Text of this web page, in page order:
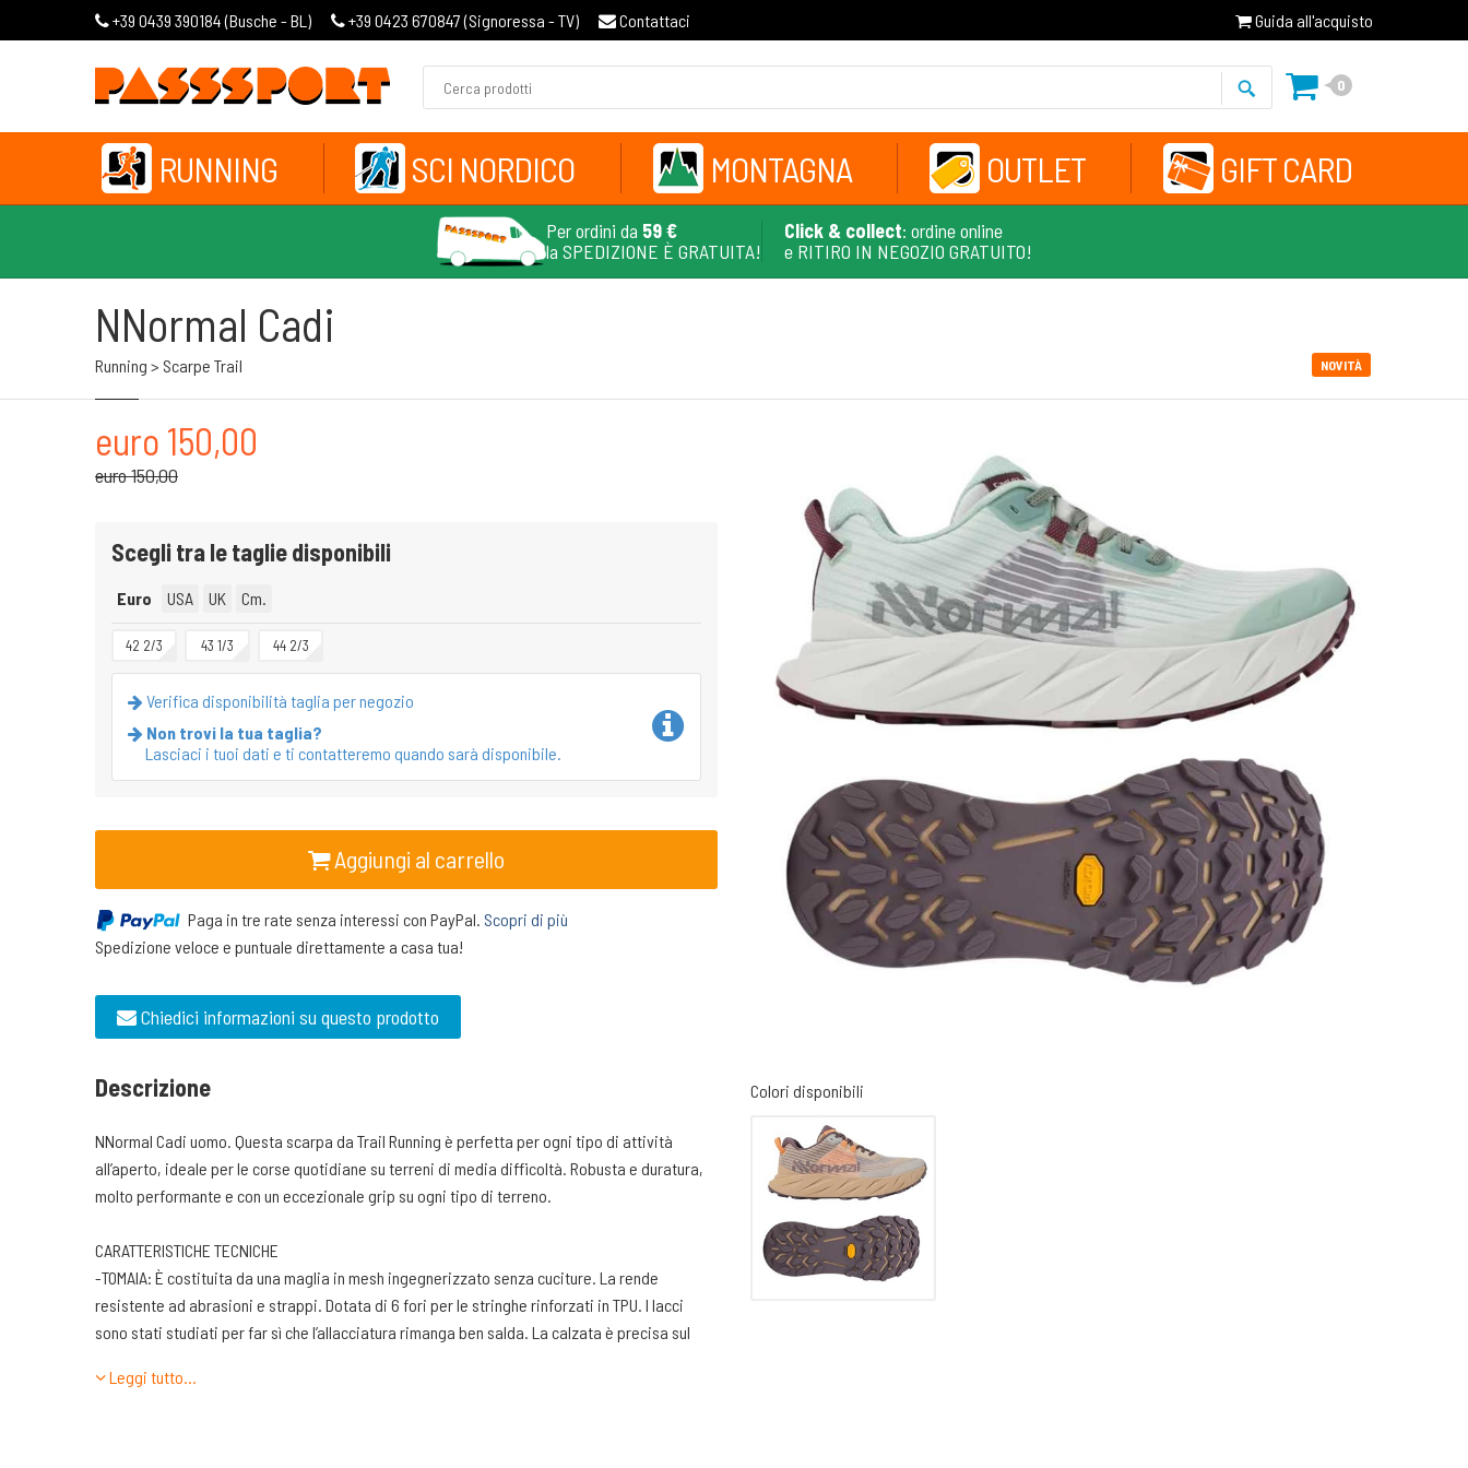
+39 0439 390184 (Busche - BL ) +39 0423 670847 (Signoressa - TV) Contattaci Guida all'acquisto
0
RUNNING SCI NORDICO MONTAGNA OUTLET GIFT CARD
Per ordini da 59 €
la SPEDIZIONE È GRATUITA!
Click & collect: ordine online
e RITIRO IN NEGOZIO GRATUITO!
NNormal Cadi
Running > Scarpe Trail NOVITÀ
Colori disponibili
euro 150,00
euro 150,00
Scegli tra le taglie disponibili
Euro USA UK Cm.
42 2/3 43 1/3 44 2/3
Verifica disponibilità taglia per negozio
Non trovi la tua taglia?
Lasciaci i tuoi dati e ti contatteremo quando sarà disponibile.
Aggiungi al carrello
Paga in tre rate senza interessi con PayPal. Scopri di più
Spedizione veloce e puntuale direttamente a casa tua!
Chiedici informazioni su questo prodotto
Descrizione
NNormal Cadi uomo. Questa scarpa da Trail Running è perfetta per ogni tipo di attività
all’aperto, ideale per le corse quotidiane su terreni di media difficoltà. Robusta e duratura,
molto performante e con un eccezionale grip su ogni tipo di terreno.
CARATTERISTICHE TECNICHE
-TOMAIA: È costituita da una maglia in mesh ingegnerizzato senza cuciture. La rende
resistente ad abrasioni e strappi. Dotata di 6 fori per le stringhe rinforzati in TPU. I lacci
sono stati studiati per far sì che l’allacciatura rimanga ben salda. La calzata è precisa sul
piede.
Leggi tutto…